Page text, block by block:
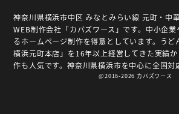
神奈川県横浜市中区 みなとみらい線 元町・中
WEB制作会社「カバズワース」です。中小企
るホームページ制作を得意としています。うど
横浜元町本店」を16年以上経営してきた実績
作も人気です。神奈川県横浜市を中心に全国対
@2016-2026 カバズワース